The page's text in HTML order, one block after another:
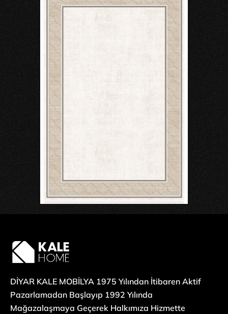
DİYAR KALE MOBİLYA 1975 Yılından İtibaren Aktif
Pazarlamadan Başlayıp 1992 Yılında
Mağazalaşmaya Geçerek Halkımıza Hizmette